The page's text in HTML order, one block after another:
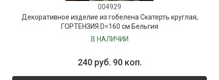
004929
Декоративное изделие из гобелена Скатерть круглая,
ГОРТЕНЗИЯ D=160 см Бельгия
В НАЛИЧИИ
240 руб. 90 коп.